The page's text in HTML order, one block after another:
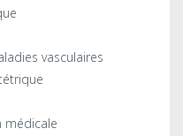
vasculaires
médicale